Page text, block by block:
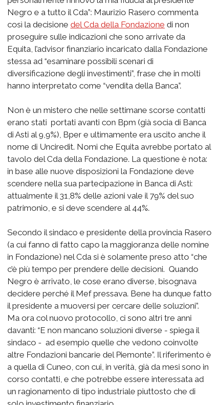
Negro e a tutto il Cda”: Maurizio Rasero commenta
così la decisione del Cda della Fondazione di non
proseguire sulle indicazioni che sono arrivate da
Equita, l’advisor finanziario incaricato dalla Fondazione
stessa ad “esaminare possibili scenari di
diversificazione degli investimenti”, frase che in molti
hanno interpretato come “vendita della Banca”.
Non è un mistero che nelle settimane scorse contatti
erano stati portati avanti con Bpm (già socia di Banca
di Asti al 9,9%), Bper e ultimamente era uscito anche il
nome di Unciredit. Nomi che Equita avrebbe portato al
tavolo del Cda della Fondazione. La questione è nota:
in base alle nuove disposizioni la Fondazione deve
scendere nella sua partecipazione in Banca di Asti:
attualmente il 31,8% delle azioni vale il 79% del suo
patrimonio, e si deve scendere al 44%.
Secondo il sindaco e presidente della provincia Rasero
(a cui fanno di fatto capo la maggioranza delle nomine
in Fondazione) nel Cda si è solamente preso atto “che
c’è più tempo per prendere delle decisioni. Quando
Negro è arrivato, le cose erano diverse, bisognava
decidere perché il Mef pressava. Bene ha dunque fatto
il presidente a muoversi per cercare delle soluzioni”.
Ma ora col nuovo protocollo, ci sono altri tre anni
davanti: “E non mancano soluzioni diverse - spiega il
sindaco - ad esempio quelle che vedono coinvolte
altre Fondazioni bancarie del Piemonte”. Il riferimento è
a quella di Cuneo, con cui, in verità, già da mesi sono in
corso contatti, e che potrebbe essere interessata ad
un ragionamento di tipo industriale piuttosto che di